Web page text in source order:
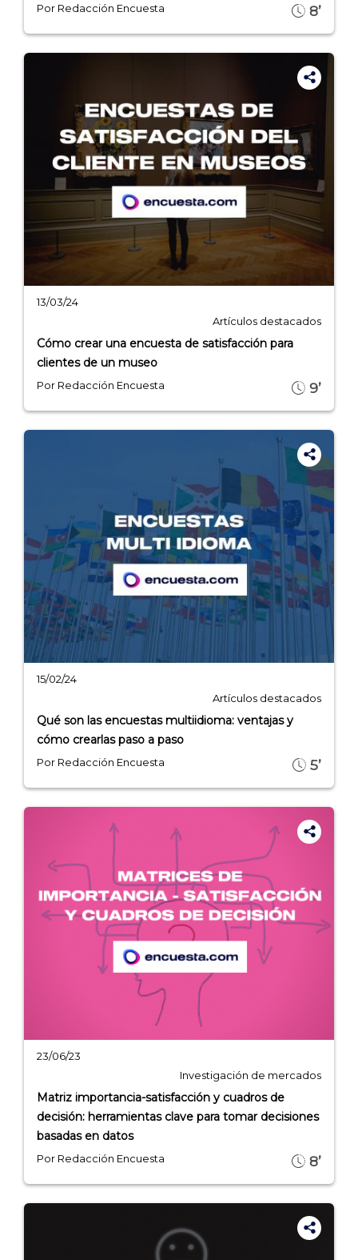
Explorar categorías:
- Artículos destacados
- Consejos para tu encuesta
- Encuesta.com
- Encuestas de NPS
- Encuestas de recursos humanos
- Encuestas de satisfacción de cliente
- Investigación de mercados
- Marketing y encuestas
Por Redacción Encuesta 8’
13/03/24
Artículos destacados
Cómo crear una encuesta de satisfacción para
clientes de un museo
Por Redacción Encuesta 9’
15/02/24
Artículos destacados
Qué son las encuestas multiidioma: ventajas y
cómo crearlas paso a paso
Por Redacción Encuesta 5’
23/06/23
Investigación de mercados
Matriz importancia-satisfacción y cuadros de
decisión: herramientas clave para tomar decisiones
basadas en datos
Por Redacción Encuesta 8’